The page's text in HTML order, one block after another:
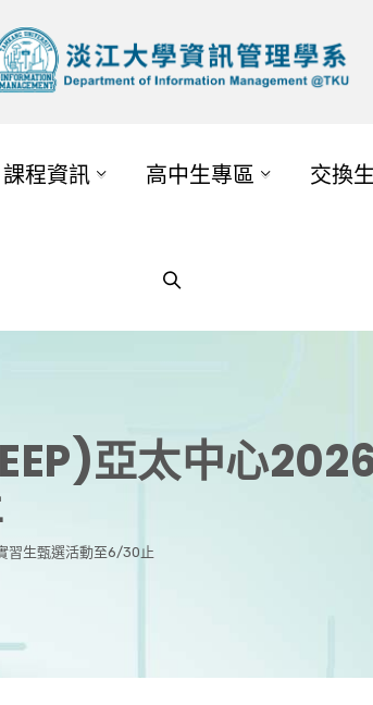
課程資訊 高中生專區 交換
亞太中心
習生甄選活動至6/30止